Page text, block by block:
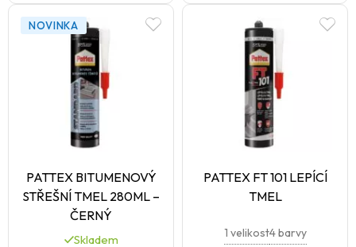
NOVINKA
PATTEX BITUMENOVÝ
STŘEŠNÍ TMEL 280ML –
ČERNÝ
Skladem
PATTEX FT 101 LEPÍCÍ
TMEL
1 velikost4 barvy